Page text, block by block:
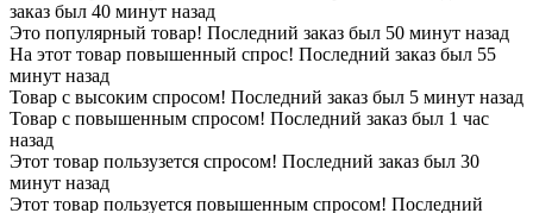
заказ был 40 минут назад
Это популярный товар! Последний заказ был 50 минут назад
На этот товар повышенный спрос! Последний заказ был 55
минут назад
Товар с высоким спросом! Последний заказ был 5 минут назад
Товар с повышенным спросом! Последний заказ был 1 час
назад
Этот товар пользузется спросом! Последний заказ был 30
минут назад
Этот товар пользуется повышенным спросом! Последний